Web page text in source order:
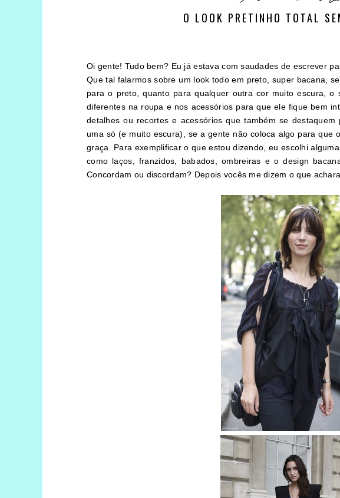
O LOOK PRETINHO TOTAL
Oi gente! Tudo bem? Eu já estava com saudades de escrever
Que tal falarmos sobre um look todo em preto, super bacana,
para o preto, quanto para qualquer outra cor muito escura,
diferentes na roupa e nos acessórios para que ele fique bem
detalhes ou recortes e acessórios que também se
uma só (e muito escura), se a gente não coloca algo para que
graça. Para exemplificar o que estou dizendo, eu escolhi
como laços, franzidos, babados, ombreiras e o design
Concordam ou discordam? Depois vocês me dizem o que